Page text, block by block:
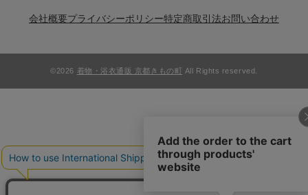
会社概要プライバシーポリシー特定商取引法お問い合わせ
©2026 着物・浴衣通販 京都きもの町 All Rights reserved.